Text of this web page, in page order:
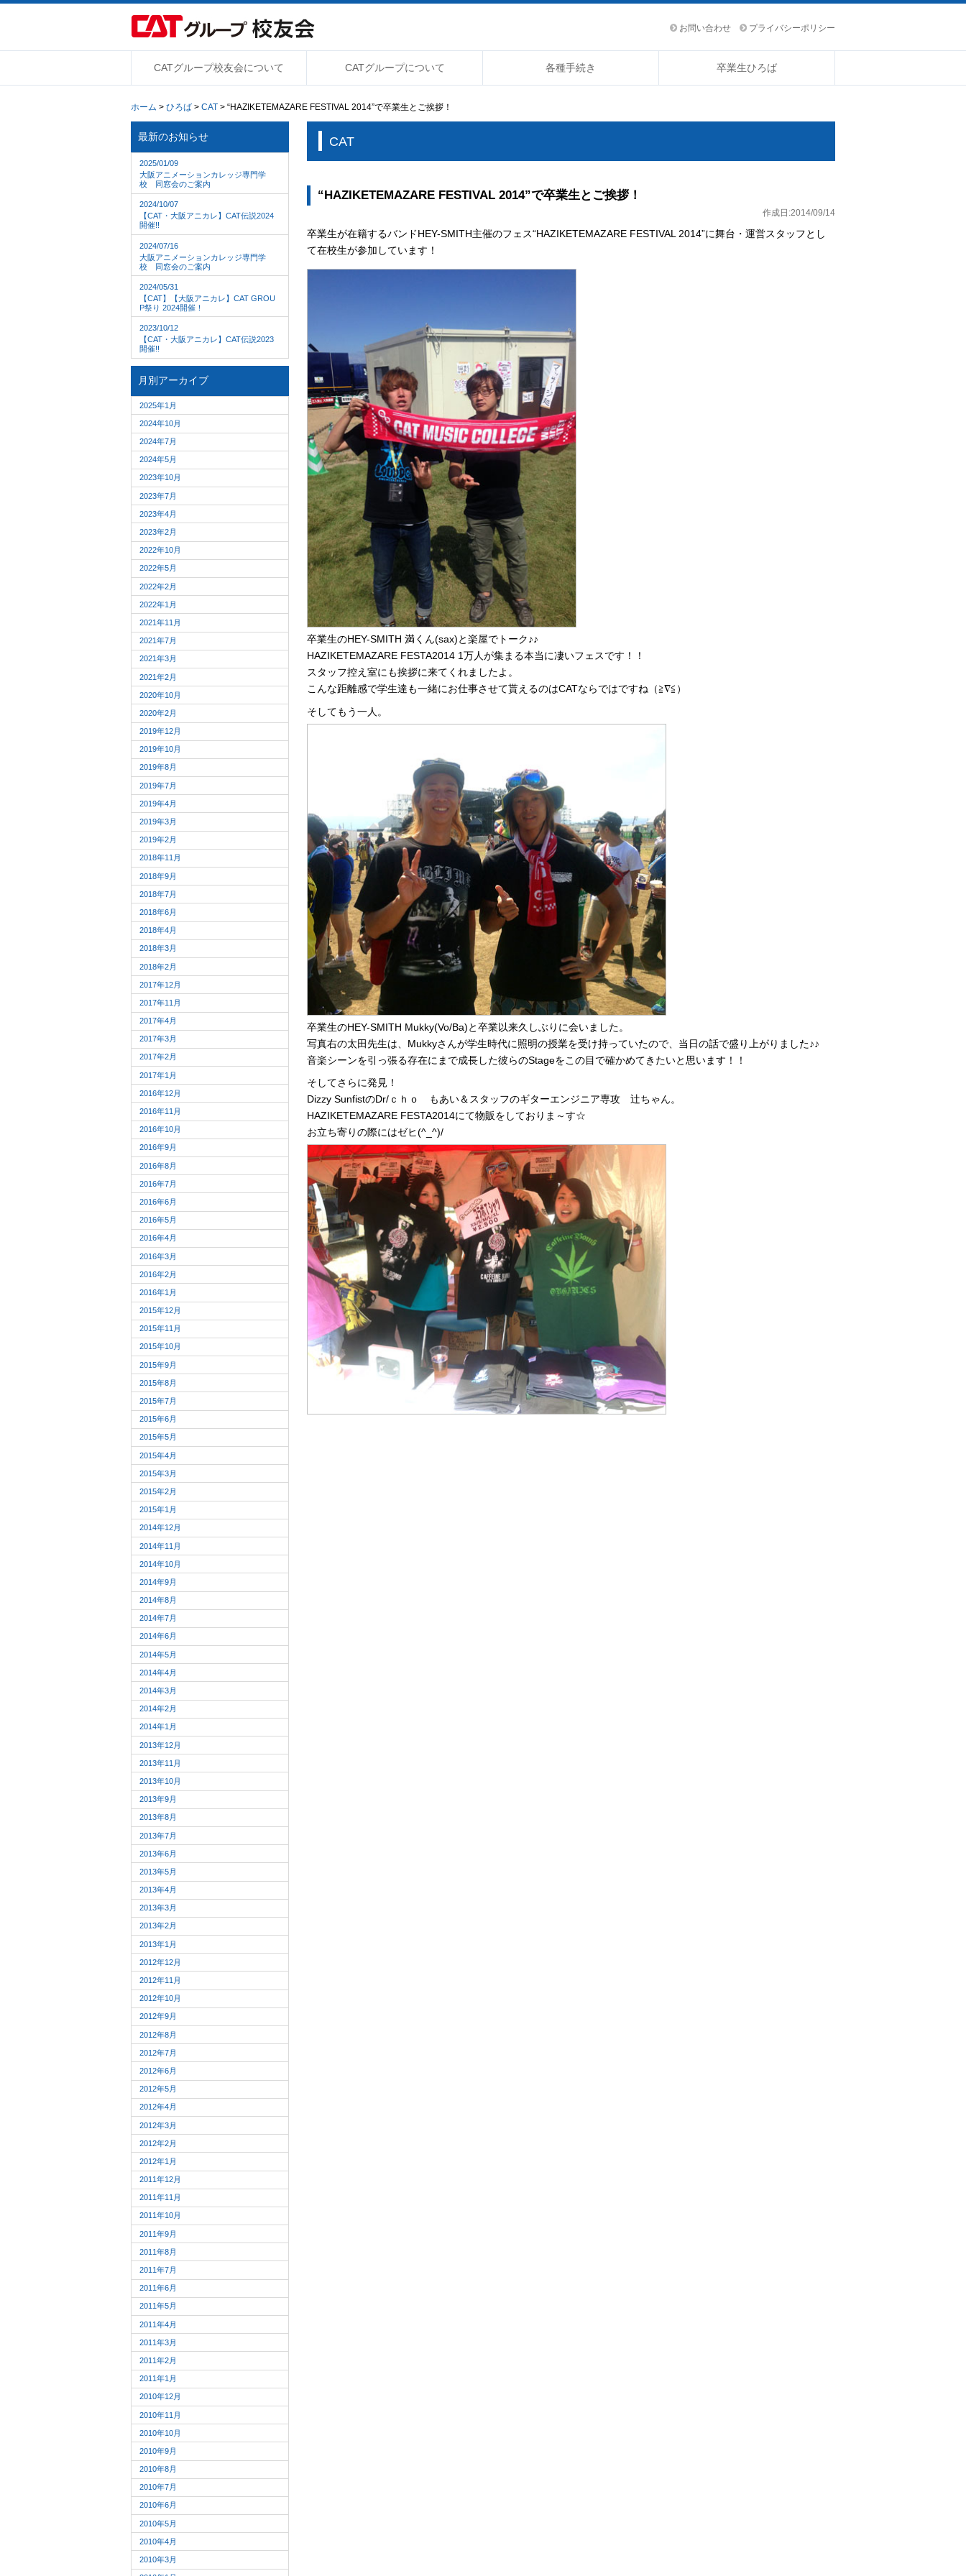
お問い合わせ プライバシーポリシー
CATグループ校友会について CATグループについて 各種手続き 卒業生ひろば
ホーム > ひろば > CAT > “HAZIKETEMAZARE FESTIVAL 2014”で卒業生とご挨拶！
CAT
“HAZIKETEMAZARE FESTIVAL 2014”で卒業生とご挨拶！
作成日:2014/09/14
卒業生が在籍するバンドHEY-SMITH主催のフェス“HAZIKETEMAZARE FESTIVAL 2014”に舞台・運営スタッフとし
て在校生が参加しています！
卒業生のHEY-SMITH 満くん(sax)と楽屋でトーク♪♪
HAZIKETEMAZARE FESTA2014 1万人が集まる本当に凄いフェスです！！
スタッフ控え室にも挨拶に来てくれましたよ。
こんな距離感で学生達も一緒にお仕事させて貰えるのはCATならではですね（≧∇≦）
そしてもう一人。
卒業生のHEY-SMITH Mukky(Vo/Ba)と卒業以来久しぶりに会いました。
写真右の太田先生は、Mukkyさんが学生時代に照明の授業を受け持っていたので、当日の話で盛り上がりました♪♪
音楽シーンを引っ張る存在にまで成長した彼らのStageをこの目で確かめてきたいと思います！！
そしてさらに発見！
Dizzy SunfistのDr/ｃｈｏ もあい＆スタッフのギターエンジニア専攻 辻ちゃん。
HAZIKETEMAZARE FESTA2014にて物販をしておりま～す☆
お立ち寄りの際にはゼヒ(^_^)/
最新のお知らせ
2025/01/09
大阪アニメーションカレッジ専門学
校 同窓会のご案内
2024/10/07
【CAT・大阪アニカレ】CAT伝説2024
開催!!
2024/07/16
大阪アニメーションカレッジ専門学
校 同窓会のご案内
2024/05/31
【CAT】【大阪アニカレ】CAT GROU
P祭り 2024開催！
2023/10/12
【CAT・大阪アニカレ】CAT伝説2023
開催!!
月別アーカイブ
2025年1月
2024年10月
2024年7月
2024年5月
2023年10月
2023年7月
2023年4月
2023年2月
2022年10月
2022年5月
2022年2月
2022年1月
2021年11月
2021年7月
2021年3月
2021年2月
2020年10月
2020年2月
2019年12月
2019年10月
2019年8月
2019年7月
2019年4月
2019年3月
2019年2月
2018年11月
2018年9月
2018年7月
2018年6月
2018年4月
2018年3月
2018年2月
2017年12月
2017年11月
2017年4月
2017年3月
2017年2月
2017年1月
2016年12月
2016年11月
2016年10月
2016年9月
2016年8月
2016年7月
2016年6月
2016年5月
2016年4月
2016年3月
2016年2月
2016年1月
2015年12月
2015年11月
2015年10月
2015年9月
2015年8月
2015年7月
2015年6月
2015年5月
2015年4月
2015年3月
2015年2月
2015年1月
2014年12月
2014年11月
2014年10月
2014年9月
2014年8月
2014年7月
2014年6月
2014年5月
2014年4月
2014年3月
2014年2月
2014年1月
2013年12月
2013年11月
2013年10月
2013年9月
2013年8月
2013年7月
2013年6月
2013年5月
2013年4月
2013年3月
2013年2月
2013年1月
2012年12月
2012年11月
2012年10月
2012年9月
2012年8月
2012年7月
2012年6月
2012年5月
2012年4月
2012年3月
2012年2月
2012年1月
2011年12月
2011年11月
2011年10月
2011年9月
2011年8月
2011年7月
2011年6月
2011年5月
2011年4月
2011年3月
2011年2月
2011年1月
2010年12月
2010年11月
2010年10月
2010年9月
2010年8月
2010年7月
2010年6月
2010年5月
2010年4月
2010年3月